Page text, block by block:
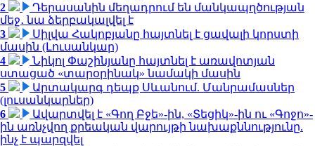
2
Դերասանին մեղադրում են մանկապղծության
մեջ․ նա ձերբակալվել է
3
Սիլվա Հակոբյանը հայտնել է ցավալի կորստի
մասին (Լուսանկար)
4
Նիկոլ Փաշինյանը հայտնել է առավոտյան
ստացած «տարօրինակ» նամակի մասին
5
Արտակարգ դեպք Սևանում. Մանրամասներ
(լուսանկարներ)
6
Ավարտվել է «Գող Բջե»-ին, «Տեցիկ»-ին ու «Գոջո»-
ին առնչվող քրեական վարույթի նախաքննությունը.
ինչ է պարզվել